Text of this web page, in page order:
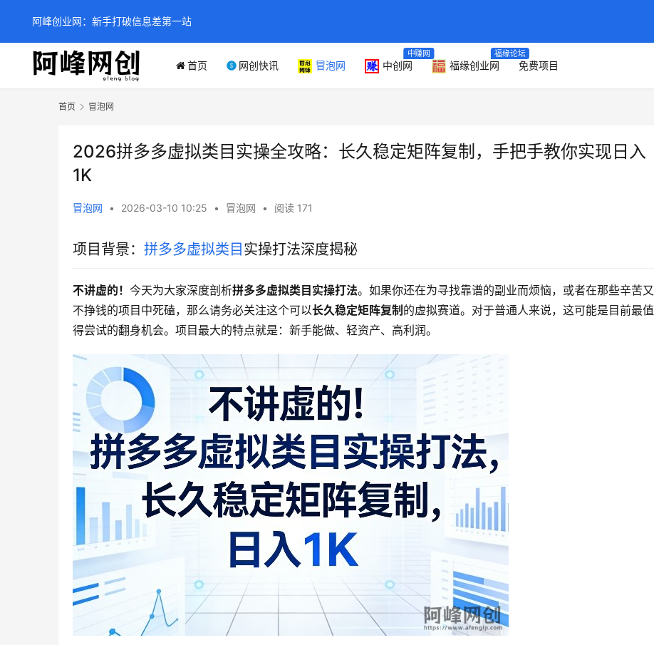
首页 网创快讯 冒泡网 中创网
中赚网
福缘创业网
福缘论坛
免费项目
首页 冒泡网
2026拼多多虚拟类目实操全攻略：长久稳定矩阵复制，手把手教你实现日入
1K
冒泡网 • 2026-03-10 10:25 • 冒泡网 • 阅读 171
项目背景： 拼多多虚拟类目 实操打法深度揭秘
不讲虚的！ 今天为大家深度剖析拼多多虚拟类目实操打法。如果你还在为寻找靠谱的副业而烦恼，或者在那些辛苦又
不挣钱的项目中死磕，那么请务必关注这个可以长久稳定矩阵复制 的虚拟赛道。对于普通人来说，这可能是目前最值
得尝试的翻身机会。项目最大的特点就是：新手能做、轻资产、高利润。
阿峰创业网：新手打破信息差第一站